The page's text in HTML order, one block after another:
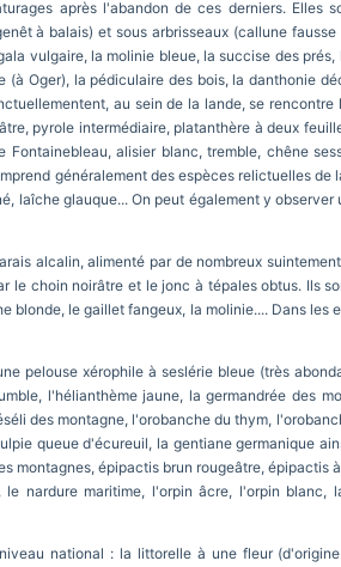
après l'abandon de ces derniers. Elles
à balais) et sous arbrisseaux (callune
vulgaire, la molinie bleue, la succise des
Oger), la pédiculaire des bois, la danthonie
au sein de la lande, se
pyrole intermédiaire, platanthère à deux
alisier blanc, tremble, chêne
généralement des espèces relictuelles
laîche glauque... On peut également y
alcalin, alimenté par de nombreux
choin noirâtre et le jonc à tépales obtus. Ils
le gaillet fangeux, la molinie.... Dans les
pelouse xérophile à seslérie bleue (très
l'hélianthème jaune, la germandrée des
des montagne, l'orobanche du thym,
queue d'écureuil, la gentiane germanique
montagnes, épipactis brun rougeâtre, épipactis
nardure maritime, l'orpin âcre, l'orpin blanc,
national : la littorelle à une fleur